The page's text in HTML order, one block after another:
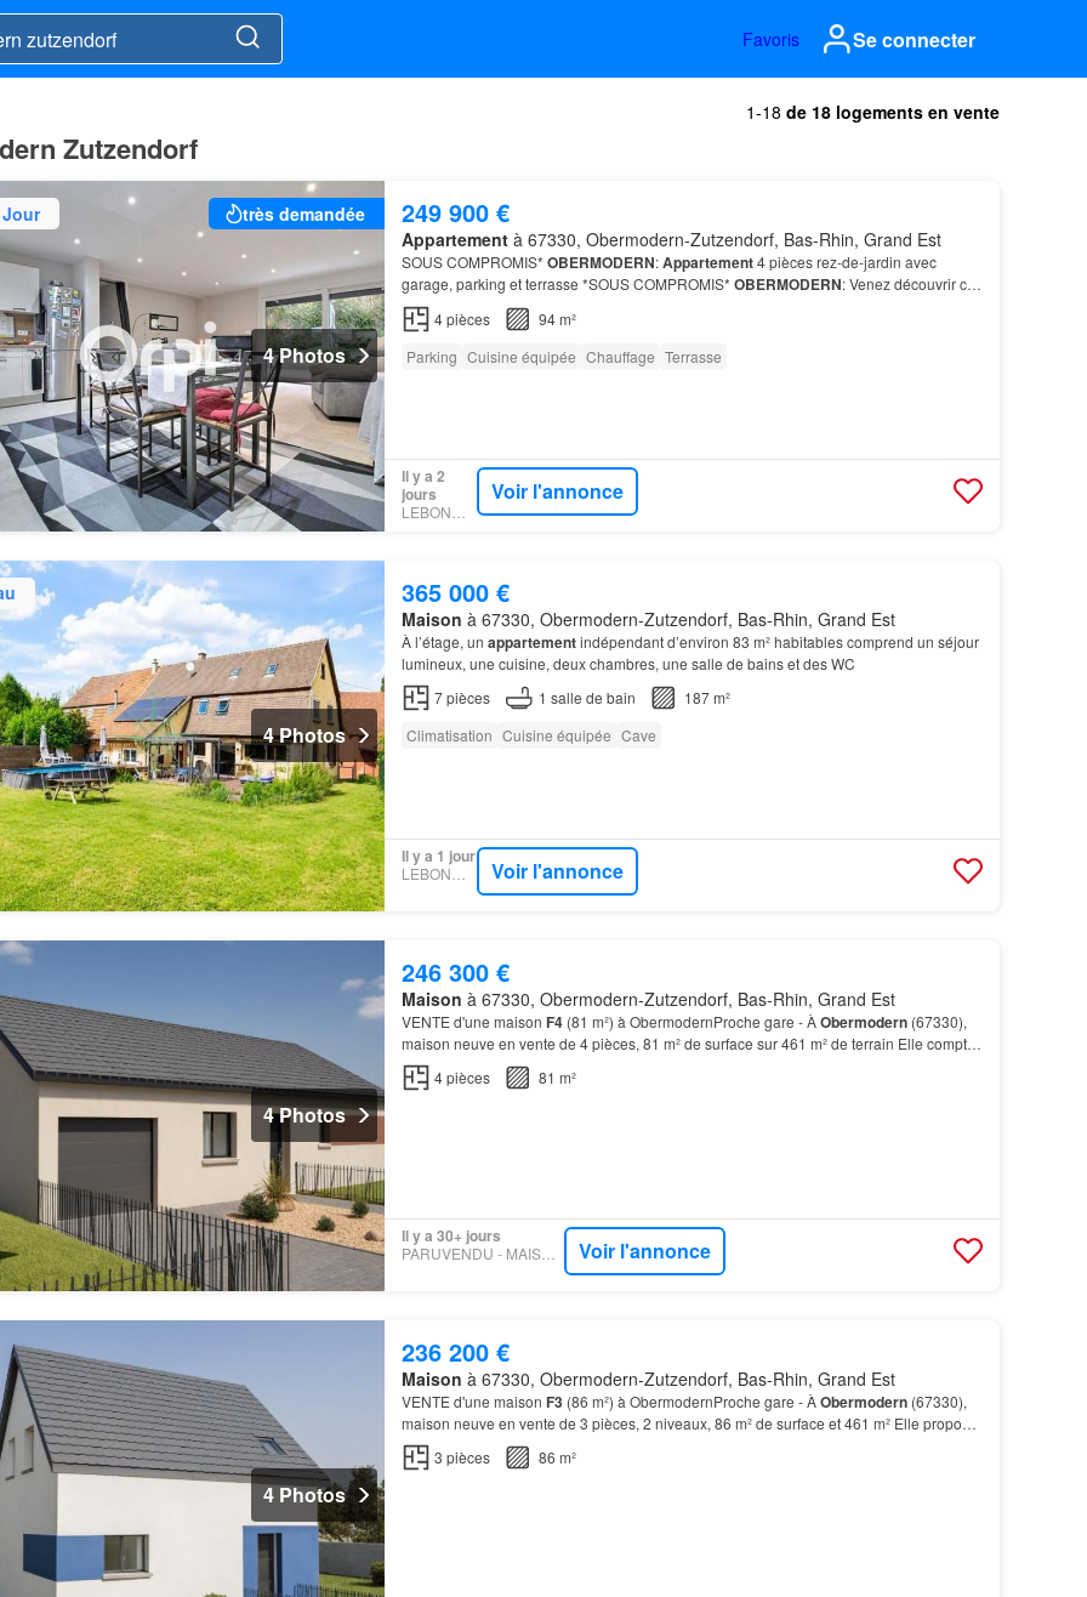
Favoris Se connecter
1-18 de 18 logements en vente
Zutzendorf
très demandée
4 Photos
249 900 €
Appartementà 67330, Obermodern-Zutzendorf, Bas-Rhin, Grand Est
SOUS COMPROMIS* OBERMODERN:Appartement4 pièces rez-de-jardin avec
garage, parking et terrasse *SOUS COMPROMIS* OBERMODERN: Venez découvrir ce
belappartement…
4pièces
94 m²
Parking Cuisine équipée Chauffage Terrasse
Il y a 2
jours
LEBONCOIN
Voir l'annonce
4 Photos
365 000 €
Maison à 67330, Obermodern-Zutzendorf, Bas-Rhin, Grand Est
À l’étage, un appartementindépendant d’environ 83 m² habitables comprend un séjour
lumineux, une cuisine, deux chambres, une salle de bains et des WC
7pièces 1 salle de bain
187 m²
Climatisation Cuisine équipée Cave
Il y a 1 jour
LEBONCOIN Voir l'annonce
4 Photos
246 300 €
Maison à 67330, Obermodern-Zutzendorf, Bas-Rhin, Grand Est
VENTE d'une maison F4(81 m²) à ObermodernProche gare - ÀObermodern(67330),
maison neuve en vente de 4 pièces, 81 m² de surface sur 461 m² de terrain Elle compte
trois chambres, une cuisine et une salle de bains.À dix minut…
4pièces 81 m²
Il y a 30+ jours
PARUVENDU - MAISONS BRAND Voir l'annonce
4 Photos
236 200 €
Maison à 67330, Obermodern-Zutzendorf, Bas-Rhin, Grand Est
VENTE d'une maison F3(86 m²) à ObermodernProche gare - ÀObermodern(67330),
maison neuve en vente de 3 pièces, 2 niveaux, 86 m² de surface et 461 m² Elle propose
deux chambres, une cuisine et une salle de bains.À dix minute…
3 pièces 86 m²